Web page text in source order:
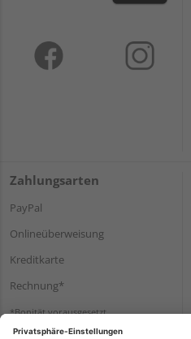
Zahlungsarten
PayPal
Onlineüberweisung
Kreditkarte
Rechnung*
*Bonität vorausgesetzt